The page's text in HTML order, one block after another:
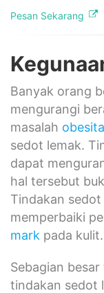
Pesan Sekarang
Banyak orang
mengurangi
masalah
sedot lemak.
dapat
hal tersebut
Tindakan
memperbaiki
mark pada kulit.
Sebagian
tindakan sedot